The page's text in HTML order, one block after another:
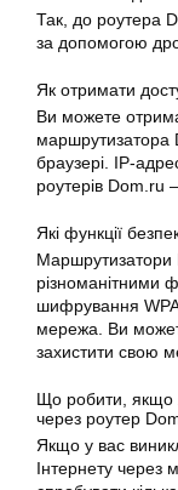
Так, до роутера
за допомогою
Як отримати
Ви можете
маршрутизатора
браузері. IP-
роутерів Dom.ru
Які функції
Маршрутизатори
різноманітними
шифрування
мережа. Ви
захистити свою
Що робити, якщо
через роутер
Якщо у вас
Інтернету через